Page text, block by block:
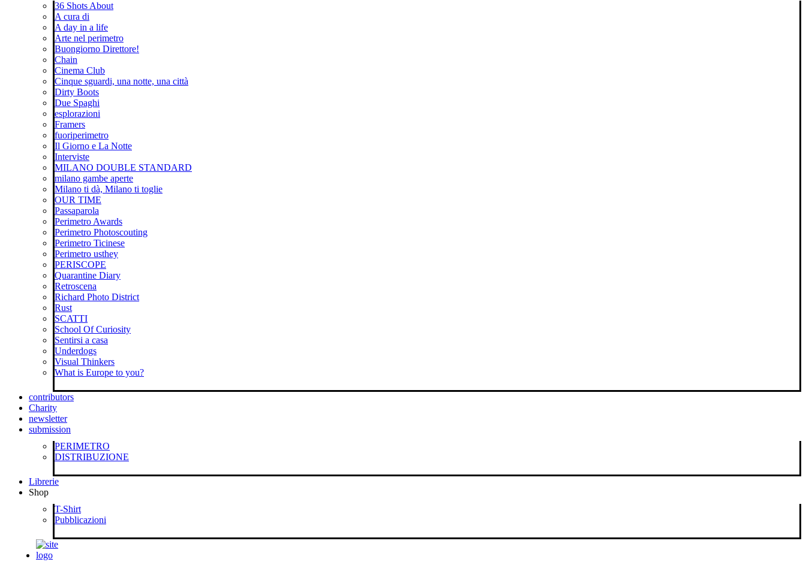
36 Shots About
A cura di
A day in a life
Arte nel perimetro
Buongiorno Direttore!
Chain
Cinema Club
Cinque sguardi, una notte, una città
Dirty Boots
Due Spaghi
esplorazioni
Framers
fuoriperimetro
Il Giorno e La Notte
Interviste
MILANO DOUBLE STANDARD
milano gambe aperte
Milano ti dà, Milano ti toglie
OUR TIME
Passaparola
Perimetro Awards
Perimetro Photoscouting
Perimetro Ticinese
Perimetro usthey
PERISCOPE
Quarantine Diary
Retroscena
Richard Photo District
Rust
SCATTI
School Of Curiosity
Sentirsi a casa
Underdogs
Visual Thinkers
What is Europe to you?
contributors
Charity
newsletter
submission
PERIMETRO
DISTRIBUZIONE
Librerie
Shop
T-Shirt
Pubblicazioni